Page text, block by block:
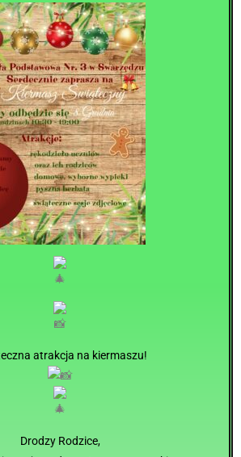
atrakcja na kiermaszu!
Drodzy Rodzice,